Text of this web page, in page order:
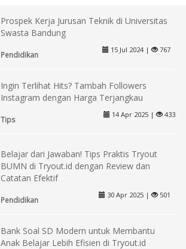
Prospek Kerja Jurusan Teknik di Universitas
Swasta Bandung
Pendidikan
15 Jul 2024 | 767
Ingin Terlihat Hits? Tambah Followers
Instagram dengan Harga Terjangkau
Tips
14 Apr 2025 | 433
Belajar dari Jawaban! Tips Praktis Tryout
BUMN di Tryout.id dengan Review dan
Catatan Efektif
Pendidikan
30 Apr 2025 | 501
Bank Soal SD Modern untuk Membantu
Anak Belajar Lebih Efisien di Tryout.id